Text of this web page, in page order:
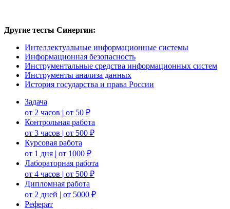
Другие тесты Синергии:
Интеллектуальные информационные системы
Информационная безопасность
Инструментальные средства информационных систем
Инструменты анализа данных
История государства и права России
Задача
от 2 часов | от 50 ₽
Контрольная работа
от 3 часов | от 500 ₽
Курсовая работа
от 1 дня | от 1000 ₽
Лабораторная работа
от 4 часов | от 500 ₽
Дипломная работа
от 2 дней | от 5000 ₽
Реферат